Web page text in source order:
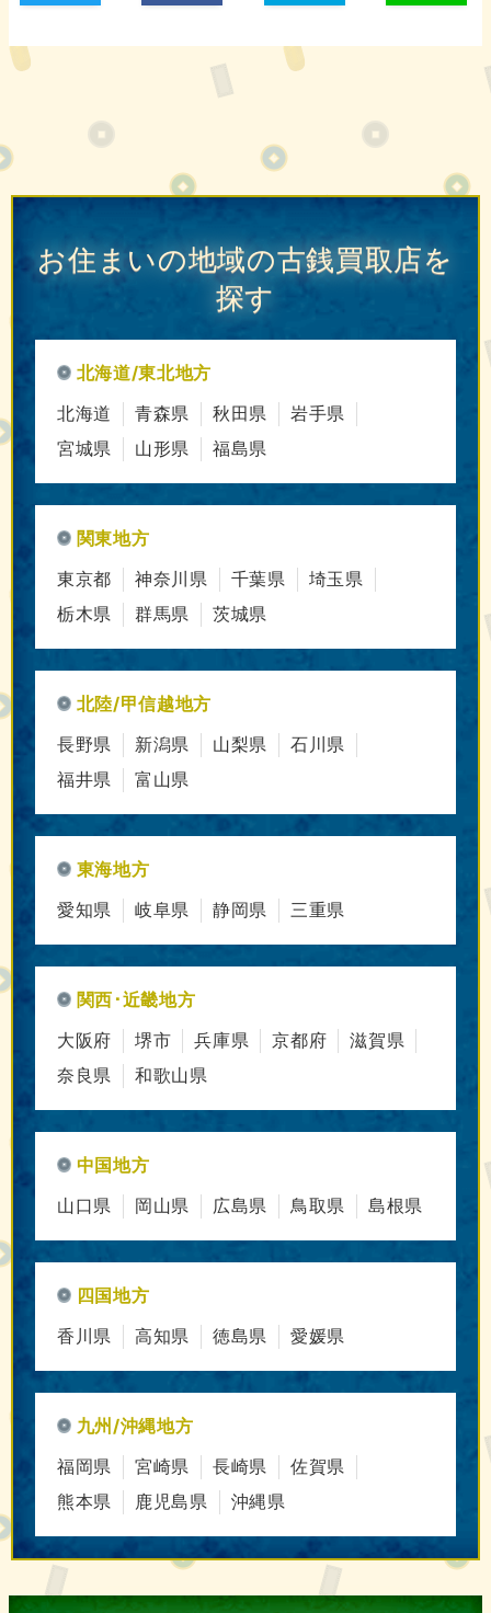
お住まいの地域の古銭買取店を
探す
北海道/東北地方
北海道
青森県 秋田県
岩手県
宮城県
山形県 福島県
関東地方
東京都
神奈川県 千葉県
埼玉県
栃木県
群馬県 茨城県
北陸/甲信越地方
長野県
新潟県 山梨県
石川県
福井県
富山県
東海地方
愛知県
岐阜県 静岡県 三重県
関西･近畿地方
大阪府
堺市 兵庫県 京都府
滋賀県
奈良県
和歌山県
中国地方
山口県
岡山県 広島県 鳥取県 島根県
四国地方
香川県
高知県 徳島県 愛媛県
九州/沖縄地方
福岡県
宮崎県 長崎県
佐賀県
熊本県
鹿児島県 沖縄県